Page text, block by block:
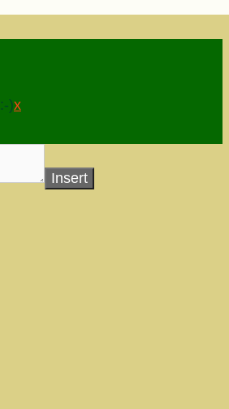
)x
Insert